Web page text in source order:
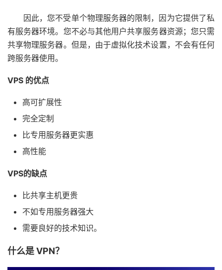
因此，您不受单个物理服务器的限制，因为它提供了私
有服务器环境。您不必与其他用户共享服务器资源；您只需
共享物理服务器。但是，由于虚拟化技术设置，不会有任何
跨服务器使用。
VPS 的优点
高可扩展性
完全定制
比专用服务器更实惠
高性能
VPS的缺点
比共享主机更贵
不如专用服务器强大
需要良好的技术知识。
什么是 VPN？